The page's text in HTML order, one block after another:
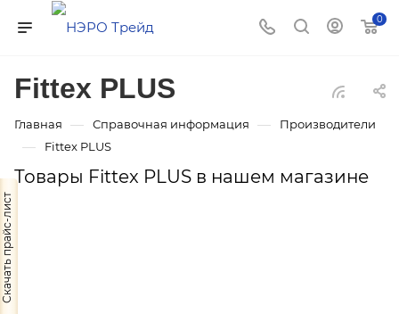
0
Fittex PLUS
Главная — Справочная информация — Производители
— Fittex PLUS
Товары Fittex PLUS в нашем магазине
Скачать прайс-лист